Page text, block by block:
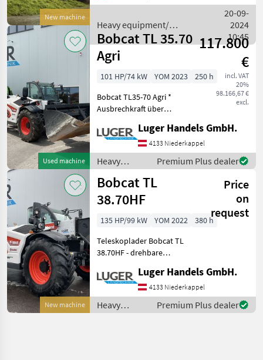
New machine
Heavy equipment/
construction machines /
Bobcat
20-09-
2024
10:45
Used machine
Bobcat TL 35.70
Agri
117.800
€
incl. VAT
20%
98.166,67 €
excl.
101 HP/74 kW YOM 2023
250 h
Bobcat TL35-70 Agri *
Ausbrechkraft über
Fahrbare Nutzlast 3500 kg *
Hubhöhe 6.9 m *
Nennleistung 74 kW (101
PS) * Eigengewicht ca. 7
Luger Handels GmbH.
4133 Niederkappel
Heavy
equipment/
construction
machines /
Bobcat
Premium Plus dealer
New machine
Bobcat TL
38.70HF
Price
on
request
135 HP/99 kW YOM 2022
380 h
Teleskoplader Bobcat TL
38.70HF - drehbare
Klimaanlage - Kabelbaum
im Ausleger - Umkehrlüfter
- Automatische
Auslegerfederung und
Luger Handels GmbH.
4133 Niederkappel
Heavy
equipment/
Premium Plus dealer